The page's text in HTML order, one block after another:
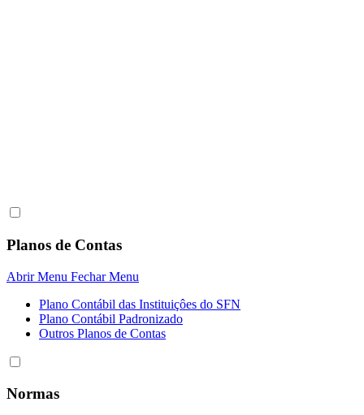
Planos de Contas
Abrir Menu Fechar Menu
Plano Contábil das Instituiçôes do SFN
Plano Contábil Padronizado
Outros Planos de Contas
Normas